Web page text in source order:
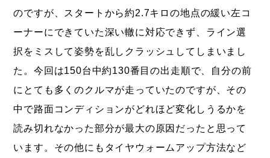
のですが、スタートから約2.7キロの地点の緩い左コ
ーナーにできていた深い轍に対応できず、ライン選
択をミスして姿勢を乱しクラッシュしてしまいまし
た。今回は150台中約130番目の出走順で、自分の前
にとても多くのクルマが走っていたのですが、その
中で路面コンディションがどれほど変化しうるかを
読み切れなかった部分が最大の原因だったと思って
います。その他にもタイヤウォームアップ方法など